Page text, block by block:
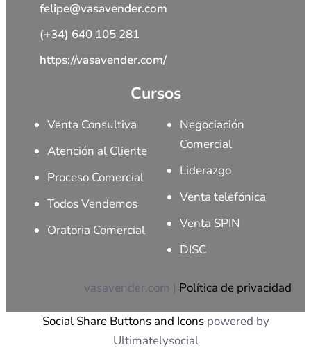
felipe@vasavender.com
(+34) 640 105 281
https://vasavender.com/
Cursos
Venta Consultiva
Atención al Cliente
Proceso Comercial
Todos Vendemos
Oratoria Comercial
Negociación
Comercial
Liderazgo
Venta telefónica
Venta SPIN
DISC
vasavender.com | Política de privacidad
Social Share Buttons and Iconspowered by
Ultimatelysocial